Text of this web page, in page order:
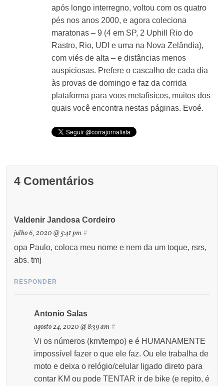
após longo interregno, voltou com os quatro
pés nos anos 2000, e agora coleciona
maratonas – 9 (4 em SP, 2 Uphill Rio do
Rastro, Rio, UDI e uma na Nova Zelândia),
com viés de alta – e distâncias menos
auspiciosas. Prefere o cascalho de cada dia
às provas de domingo e faz da corrida
plataforma para voos metafísicos, muitos dos
quais você encontra nestas páginas. Evoé.
4 Comentários
Valdenir Jandosa Cordeiro
julho 6, 2020 @ 5:41 pm #
opa Paulo, coloca meu nome e nem da um toque, rsrs,
abs. tmj
RESPONDER
Antonio Salas
agosto 24, 2020 @ 8:39 am #
Vi os números (km/tempo) e é HUMANAMENTE
impossível fazer o que ele faz. Ou ele trabalha de
moto e deixa o relógio/celular ligado direto para
contar KM ou pode TENTAR ir de bike (e repito, é